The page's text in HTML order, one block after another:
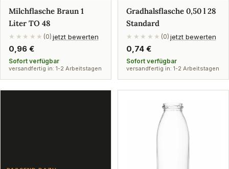
Milchflasche Braun 1
Liter TO 48
★★★★★ (0) jetzt bewerten
Regulärer
Preis
0,96 €
Sofort verfügbar
versandfertig in: 1-2 Arbeitstagen
Gradhalsflasche 0,50 l 28
Standard
★★★★★ (0) jetzt bewerten
Regulärer
Preis
0,74 €
Sofort verfügbar
versandfertig in: 1-2 Arbeitstagen